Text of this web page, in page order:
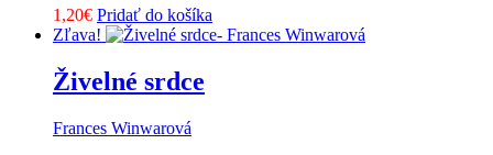
1,20€ Pridať do košíka
Zľava!
Živelné srdce
Frances Winwarová